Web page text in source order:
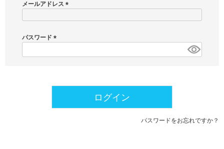
メールアドレス
)
パスワード
必
ログイン
パスワードをお忘れですか？